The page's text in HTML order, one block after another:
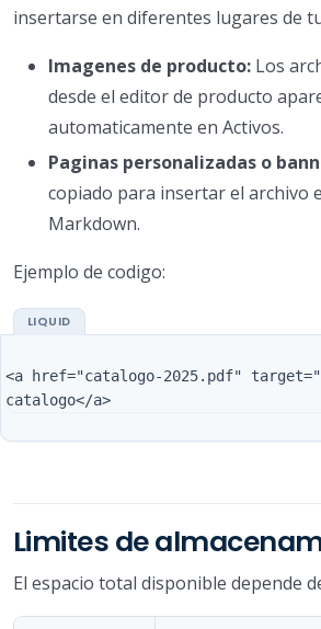
insertarse en diferentes lugares de
Imagenes de producto: Los
desde el editor de producto
automaticamente en Activos.
Paginas personalizadas o
copiado para insertar el archivo
Markdown.
Ejemplo de codigo:
<a href="catalogo-2025.pdf"
Limites de
El espacio total disponible depende